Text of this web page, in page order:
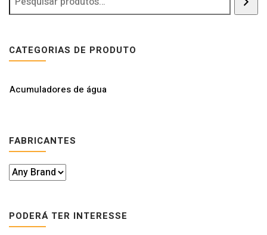
CATEGORIAS DE PRODUTO
Acumuladores de água
FABRICANTES
PODERÁ TER INTERESSE